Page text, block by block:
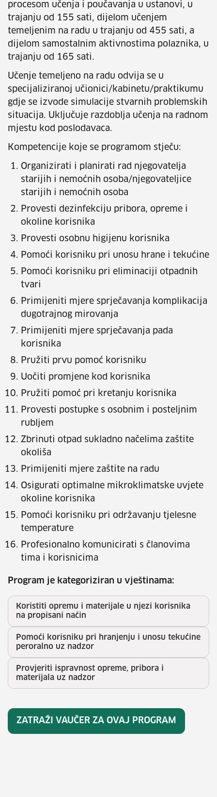
procesom učenja i poučavanja u ustanovi, u
trajanju od 155 sati, dijelom učenjem
temeljenim na radu u trajanju od 455 sati, a
dijelom samostalnim aktivnostima polaznika, u
trajanju od 165 sati.
Učenje temeljeno na radu odvija se u
specijaliziranoj učionici/kabinetu/praktikumu
gdje se izvode simulacije stvarnih problemskih
situacija. Uključuje razdoblja učenja na radnom
mjestu kod poslodavaca.
Kompetencije koje se programom stječu:
Organizirati i planirati rad njegovatelja
starijih i nemoćnih osoba/njegovateljice
starijih i nemoćnih osoba
Provesti dezinfekciju pribora, opreme i
okoline korisnika
Provesti osobnu higijenu korisnika
Pomoći korisniku pri unosu hrane i tekućine
Pomoći korisniku pri eliminaciji otpadnih
tvari
Primijeniti mjere sprječavanja komplikacija
dugotrajnog mirovanja
Primijeniti mjere sprječavanja pada
korisnika
Pružiti prvu pomoć korisniku
Uočiti promjene kod korisnika
Pružiti pomoć pri kretanju korisnika
Provesti postupke s osobnim i posteljnim
rubljem
Zbrinuti otpad sukladno načelima zaštite
okoliša
Primijeniti mjere zaštite na radu
Osigurati optimalne mikroklimatske uvjete
okoline korisnika
Pomoći korisniku pri održavanju tjelesne
temperature
Profesionalno komunicirati s članovima
tima i korisnicima
Program je kategoriziran u vještinama:
Koristiti opremu i materijale u njezi korisnika
na propisani način
Pomoći korisniku pri hranjenju i unosu tekućine
peroralno uz nadzor
Provjeriti ispravnost opreme, pribora i
materijala uz nadzor
ZATRAŽI VAUČER ZA OVAJ PROGRAM